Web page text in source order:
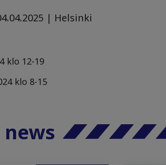
| Helsinki
klo 12-19
klo 8-15